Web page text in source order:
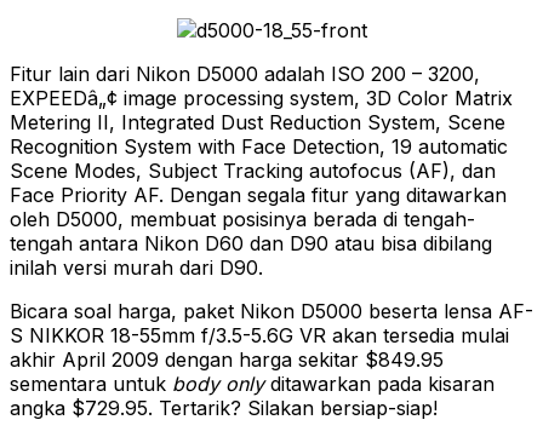
Fitur lain dari Nikon D5000 adalah ISO 200 – 3200,
EXPEEDâ„¢ image processing system, 3D Color Matrix
Metering II, Integrated Dust Reduction System, Scene
Recognition System with Face Detection, 19 automatic
Scene Modes, Subject Tracking autofocus (AF), dan
Face Priority AF. Dengan segala fitur yang ditawarkan
oleh D5000, membuat posisinya berada di tengah-
tengah antara Nikon D60 dan D90 atau bisa dibilang
inilah versi murah dari D90.
Bicara soal harga, paket Nikon D5000 beserta lensa AF-
S NIKKOR 18-55mm f/3.5-5.6G VR akan tersedia mulai
akhir April 2009 dengan harga sekitar $849.95
sementara untuk body onlyditawarkan pada kisaran
angka $729.95. Tertarik? Silakan bersiap-siap!